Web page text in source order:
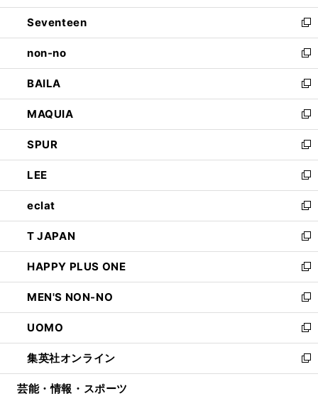
開
く
ウ
で
開
く
ン
ド
ウ
で
開
く
Seventeen
新
し
い
ウ
ィ
ン
ド
ウ
で
開
く
non-no
新
し
い
ウ
ィ
ン
ド
ウ
で
開
く
BAILA
新
し
い
ウ
ィ
ン
ド
ウ
で
開
く
MAQUIA
新
し
い
ウ
ィ
ン
ド
ウ
で
開
く
SPUR
新
し
い
ウ
ィ
ン
ド
ウ
で
開
く
LEE
新
し
い
ウ
ィ
ン
ド
ウ
で
開
く
eclat
新
し
い
ウ
ィ
ン
ド
ウ
で
開
く
T JAPAN
新
し
い
ウ
ィ
ン
ド
ウ
で
開
HAPPY PLUS ONE
新
し
い
ウ
ィ
ン
ド
ウ
MEN'S NON-NO
新
し
い
ウ
ィ
ン
UOMO
新
し
い
ウ
集英社オンライン
新
し
芸能・情報・スポーツ